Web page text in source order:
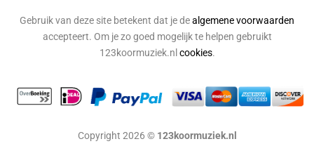
Gebruik van deze site betekent dat je dealgemene voorwaarden
accepteert. Om je zo goed mogelijk te helpen gebruikt
123koormuziek.nlcookies.
Copyright 2026 © 123koormuziek.nl